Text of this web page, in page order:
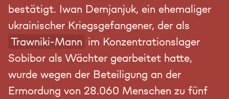
bestätigt. Iwan Demjanjuk, ein ehemaliger
ukrainischer Kriegsgefangener, der als
Trawniki-Mann im Konzentrationslager
Sobibor als Wächter gearbeitet hatte,
wurde wegen der Beteiligung an der
Ermordung von 28.060 Menschen zu fünf